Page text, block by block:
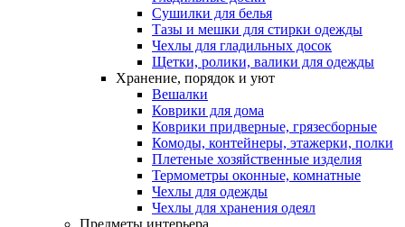
Сушилки для белья
Тазы и мешки для стирки одежды
Чехлы для гладильных досок
Щетки, ролики, валики для одежды
Хранение, порядок и уют
Вешалки
Коврики для дома
Коврики придверные, грязесборные
Комоды, контейнеры, этажерки, полки
Плетеные хозяйственные изделия
Термометры оконные, комнатные
Чехлы для одежды
Чехлы для хранения одеял
Предметы интерьера